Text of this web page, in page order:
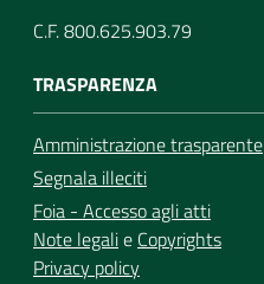
C.F. 800.625.903.79
TRASPARENZA
Amministrazione trasparente
Segnala illeciti
Foia - Accesso agli atti
Note legalie Copyrights
Privacy policy